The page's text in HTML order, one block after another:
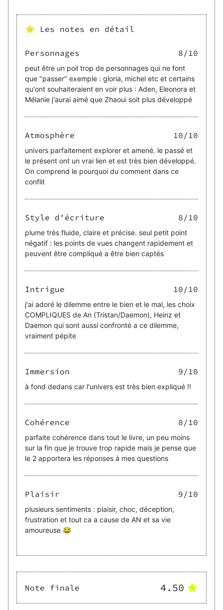
⭐ Les notes en détail
Personnages 8/10
peut être un poil trop de personnages qui ne font
que "passer" exemple : gloria, michel etc et certains
qu'ont souhaiteraient en voir plus : Aden, Eleonora et
Mélanie j'aurai aimé que Zhaoui soit plus développé
Atmosphère 10/10
univers parfaitement explorer et amené. le passé et
le présent ont un vrai lien et est très bien développé.
On comprend le pourquoi du comment dans ce
conflit
Style d'écriture 8/10
plume très fluide, claire et précise. seul petit point
négatif : les points de vues changent rapidement et
peuvent être compliqué a être bien captés
Intrigue 10/10
j'ai adoré le dilemme entre le bien et le mal, les choix
COMPLIQUES de An (Tristan/Daemon), Heinz et
Daemon qui sont aussi confronté a ce dilemme,
vraiment pépite
Immersion 9/10
à fond dedans car l'univers est très bien expliqué !!
Cohérence 8/10
parfaite cohérence dans tout le livre, un peu moins
sur la fin que je trouve trop rapide mais je pense que
le 2 apportera les réponses à mes questions
Plaisir 9/10
plusieurs sentiments : plaisir, choc, déception,
frustration et tout ca a cause de AN et sa vie
amoureuse 😂
Note finale 4.50